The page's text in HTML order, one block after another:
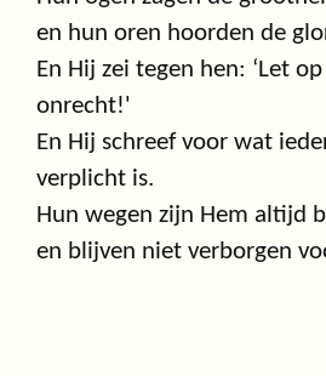
en hun oren hoorden de
En Hij zei tegen hen: ‘Let
onrecht!'
En Hij schreef voor wat
verplicht is.
Hun wegen zijn Hem altijd
en blijven niet verborgen